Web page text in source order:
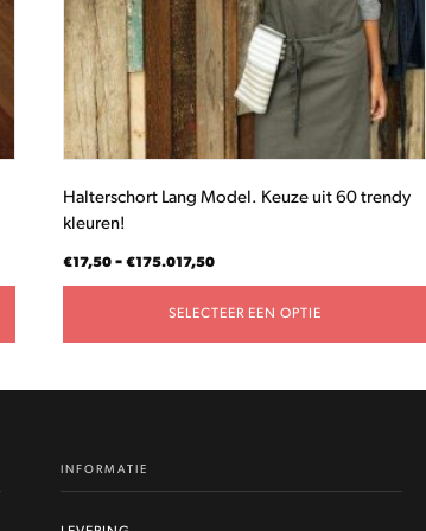
Halterschort Lang Model. Keuze uit 60 trendy
kleuren!
€17,50 - €175.017,50Prijsklasse:
€17,50
tot
€175.017,50
SELECTEER EEN OPTIE
gekozen
worden
op
de
productpagina
INFORMATIE